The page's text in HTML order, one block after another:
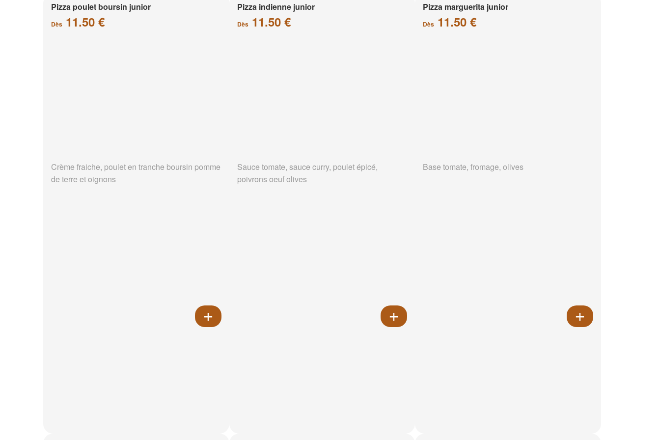
Pizza poulet boursin junior
Dès 11.50 €
Crème fraiche, poulet en tranche boursin pomme
de terre et oignons
Pizza indienne junior
Dès11.50 €
Sauce tomate, sauce curry, poulet épicé,
poivrons oeuf olives
Pizza marguerita junior
Dès 11.50 €
Base tomate, fromage, olives